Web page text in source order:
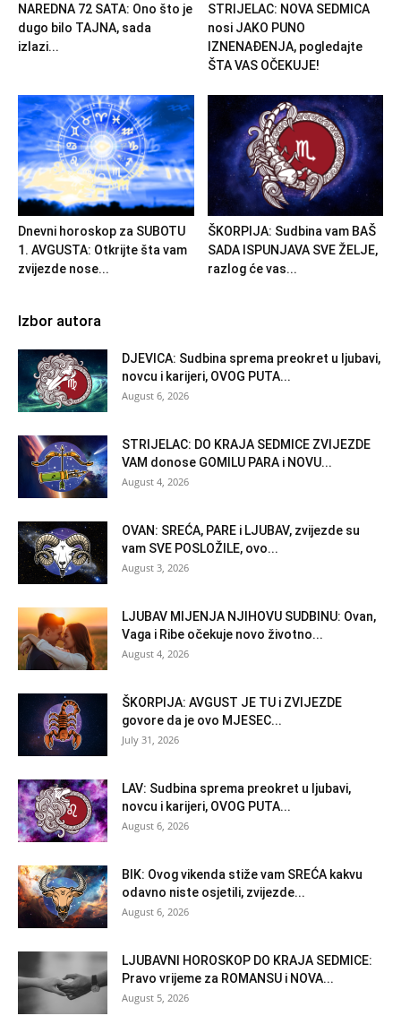
NAREDNA 72 SATA: Ono što je
dugo bilo TAJNA, sada
izlazi...
STRIJELAC: NOVA SEDMICA
nosi JAKO PUNO
IZNENAĐENJA, pogledajte
ŠTA VAS OČEKUJE!
Dnevni horoskop za SUBOTU
1. AVGUSTA: Otkrijte šta vam
zvijezde nose...
ŠKORPIJA: Sudbina vam BAŠ
SADA ISPUNJAVA SVE ŽELJE,
razlog će vas...
Izbor autora
DJEVICA: Sudbina sprema preokret u ljubavi,
novcu i karijeri, OVOG PUTA...
August 6, 2026
STRIJELAC: DO KRAJA SEDMICE ZVIJEZDE
VAM donose GOMILU PARA i NOVU...
August 4, 2026
OVAN: SREĆA, PARE i LJUBAV, zvijezde su
vam SVE POSLOŽILE, ovo...
August 3, 2026
LJUBAV MIJENJA NJIHOVU SUDBINU: Ovan,
Vaga i Ribe očekuje novo životno...
August 4, 2026
ŠKORPIJA: AVGUST JE TU i ZVIJEZDE
govore da je ovo MJESEC...
July 31, 2026
LAV: Sudbina sprema preokret u ljubavi,
novcu i karijeri, OVOG PUTA...
August 6, 2026
BIK: Ovog vikenda stiže vam SREĆA kakvu
odavno niste osjetili, zvijezde...
August 6, 2026
LJUBAVNI HOROSKOP DO KRAJA SEDMICE:
Pravo vrijeme za ROMANSU i NOVA...
August 5, 2026